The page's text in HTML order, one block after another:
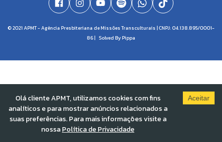
© 2021 APMT - Agência Presbiteriana de Missões Transculturais | CNPJ: 04.138.895/0001-
86 | Solved By Pippa
Olá cliente APMT, utilizamos cookies com fins
analíticos e para mostrar anúncios relacionados a
suas preferências. Para mais informações visite a
nossaPolítica de Privacidade
Aceitar